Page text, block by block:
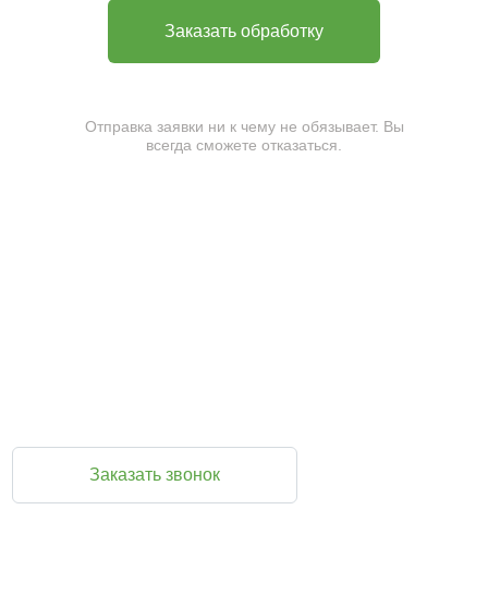
Отправка заявки ни к чему не обязывает. Вы
всегда сможете отказаться.
Заказать звонок